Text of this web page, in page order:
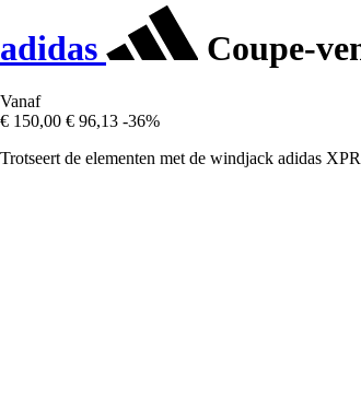
adidas Coupe-
Vanaf
€ 150,00 € 96,13 -36%
Trotseert de elementen met de windjack adidas